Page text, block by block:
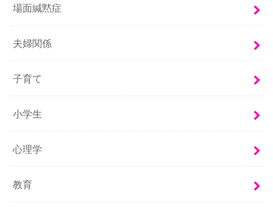
場面緘黙症
夫婦関係
子育て
小学生
心理学
教育